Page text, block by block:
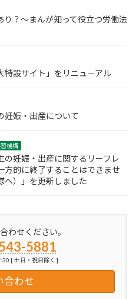
？～まんが知って役立つ労働法
特設サイト」をリニューアル
妊娠・出産について
機構
妊娠・出産に関するリーフレ
方的に終了することはできませ
へ）」を更新しました
わせください。
5881
[ 土日・祝日除く ]
合わせ